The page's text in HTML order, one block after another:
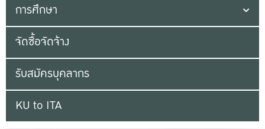
การศึกษา
จัดซื้อจัดจ้าง
รับสมัครบุคลากร
KU to ITA